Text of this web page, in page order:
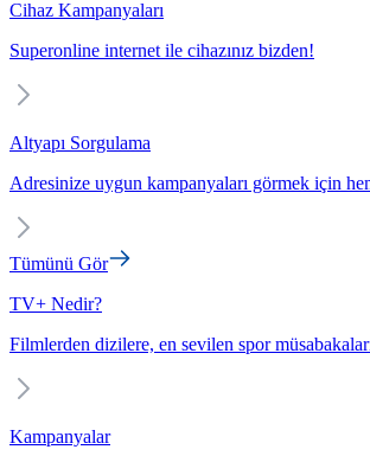
Cihaz Kampanyaları
Superonline internet ile cihazınız bizden!
Altyapı Sorgulama
Adresinize uygun kampanyaları görmek için
Tümünü Gör
TV+ Nedir?
Filmlerden dizilere, en sevilen spor
Kampanyalar